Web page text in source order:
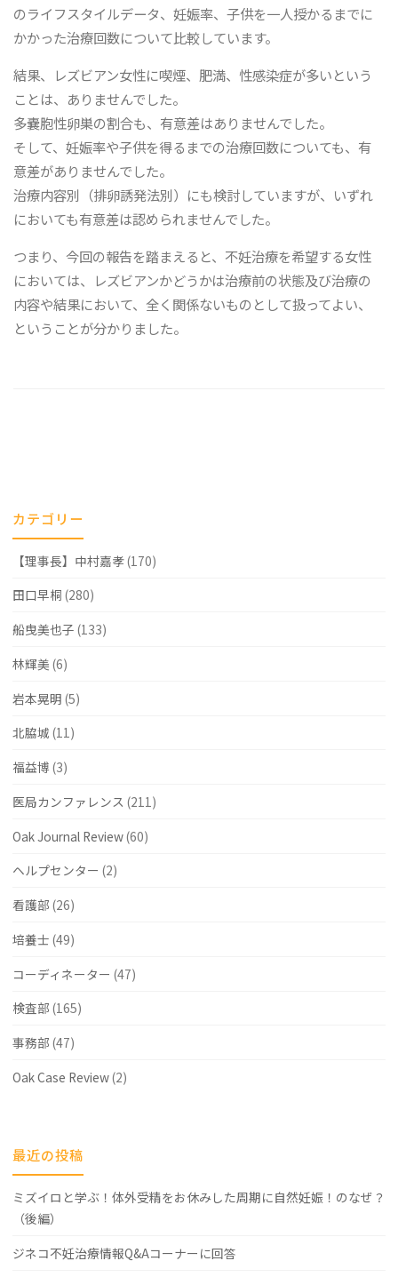
のライフスタイルデータ、妊娠率、子供を一人授かるまでに
かかった治療回数について比較しています。
結果、レズビアン女性に喫煙、肥満、性感染症が多いという
ことは、ありませんでした。
多嚢胞性卵巣の割合も、有意差はありませんでした。
そして、妊娠率や子供を得るまでの治療回数についても、有
意差がありませんでした。
治療内容別（排卵誘発法別）にも検討していますが、いずれ
においても有意差は認められませんでした。
つまり、今回の報告を踏まえると、不妊治療を希望する女性
においては、レズビアンかどうかは治療前の状態及び治療の
内容や結果において、全く関係ないものとして扱ってよい、
ということが分かりました。
カテゴリー
【理事長】中村嘉孝(170)
田口早桐 (280)
船曳美也子 (133)
林輝美 (6)
岩本晃明 (5)
北脇城 (11)
福益博 (3)
医局カンファレンス (211)
Oak Journal Review(60)
ヘルプセンター (2)
看護部 (26)
培養士 (49)
コーディネーター (47)
検査部 (165)
事務部 (47)
Oak Case Review(2)
最近の投稿
ミズイロと学ぶ！体外受精をお休みした周期に自然妊娠！のなぜ？
（後編）
ジネコ不妊治療情報Q&Aコーナーに回答